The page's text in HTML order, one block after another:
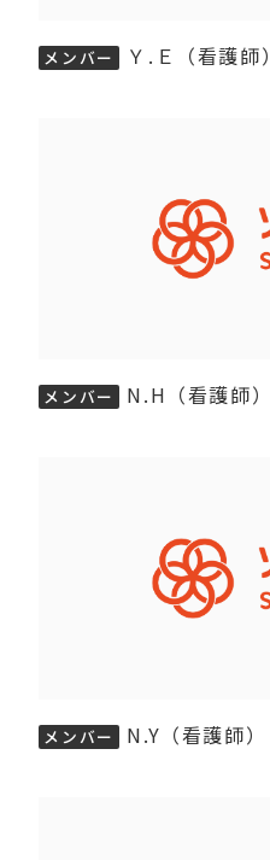
メンバー Ｙ.Ｅ（看護師）
メンバー N.H（看護師）
メンバー N.Y（看護師）